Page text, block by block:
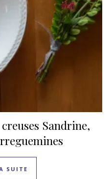
Sandrine,
SUITE